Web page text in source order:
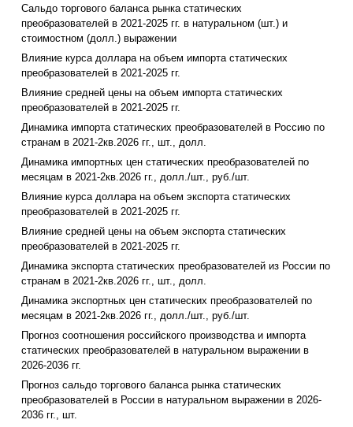
Сальдо торгового баланса рынка статических
преобразователей в 2021-2025 гг. в натуральном (шт.) и
стоимостном (долл.) выражении
Влияние курса доллара на объем импорта статических
преобразователей в 2021-2025 гг.
Влияние средней цены на объем импорта статических
преобразователей в 2021-2025 гг.
Динамика импорта статических преобразователей в Россию по
странам в 2021-2кв.2026 гг., шт., долл.
Динамика импортных цен статических преобразователей по
месяцам в 2021-2кв.2026 гг., долл./шт., руб./шт.
Влияние курса доллара на объем экспорта статических
преобразователей в 2021-2025 гг.
Влияние средней цены на объем экспорта статических
преобразователей в 2021-2025 гг.
Динамика экспорта статических преобразователей из России по
странам в 2021-2кв.2026 гг., шт., долл.
Динамика экспортных цен статических преобразователей по
месяцам в 2021-2кв.2026 гг., долл./шт., руб./шт.
Прогноз соотношения российского производства и импорта
статических преобразователей в натуральном выражении в
2026-2036 гг.
Прогноз сальдо торгового баланса рынка статических
преобразователей в России в натуральном выражении в 2026-
2036 гг., шт.